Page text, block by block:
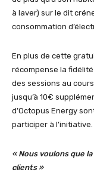
à laver) sur le dit
consommation
En plus de cette
récompense la
des sessions au
jusqu’à 10€
d’Octopus Energy
participer à l’initiative.
« Nous voulons que
clients »